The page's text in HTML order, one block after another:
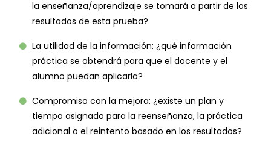
la enseñanza/aprendizaje se tomará a partir de los
resultados de esta prueba?
La utilidad de la información: ¿qué información
práctica se obtendrá para que el docente y el
alumno puedan aplicarla?
Compromiso con la mejora: ¿existe un plan y
tiempo asignado para la reenseñanza, la práctica
adicional o el reintento basado en los resultados?